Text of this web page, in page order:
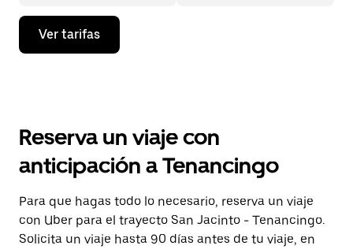
Presiona
flecha
el
y
selecciona
una
fecha.
Presiona
la
Ver tarifas
Reserva un viaje con
anticipación a Tenancingo
Para que hagas todo lo necesario, reserva un viaje
con Uber para el trayecto San Jacinto - Tenancingo.
Solicita un viaje hasta 90 días antes de tu viaje, en